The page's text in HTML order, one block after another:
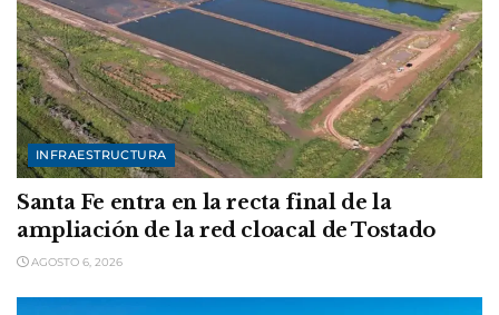
INFRAESTRUCTURA
Santa Fe entra en la recta final de la
ampliación de la red cloacal de Tostado
AGOSTO 6, 2026